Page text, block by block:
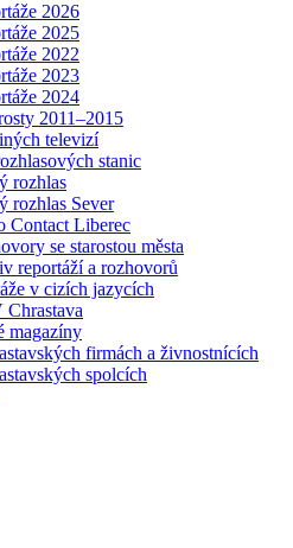
2026
2025
2022
2023
2024
2011–2015
televizí
stanic
rozhlas
rozhlas Sever
Contact Liberec
se starostou města
reportáží a rozhovorů
v cizích jazycích
magazíny
firmách a živnostnících
spolcích